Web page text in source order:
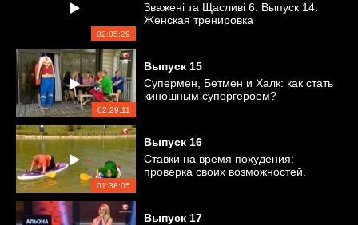
02:05:29
Зважені та Щасливі 6. Выпуск 14.
Женская тренировка
02:29:11
Выпуск 15
Супермен, Бетмен и Халк: как стать
киношным супергероем?
01:38:05
Выпуск 16
Ставки на время похудения:
проверка своих возможностей.
Выпуск 17